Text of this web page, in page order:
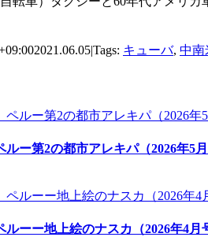
2021.06.05|Tags: キューバ, 中南
ー第2の都市アレキパ（2026年5
ーー地上絵のナスカ（2026年4月